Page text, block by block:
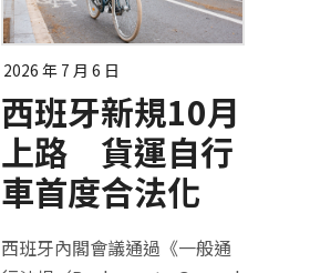
2026 年 7 月 6 日
西班牙新規10月
上路 貨運自行
車首度合法化
西班牙內閣會議通過《一般通